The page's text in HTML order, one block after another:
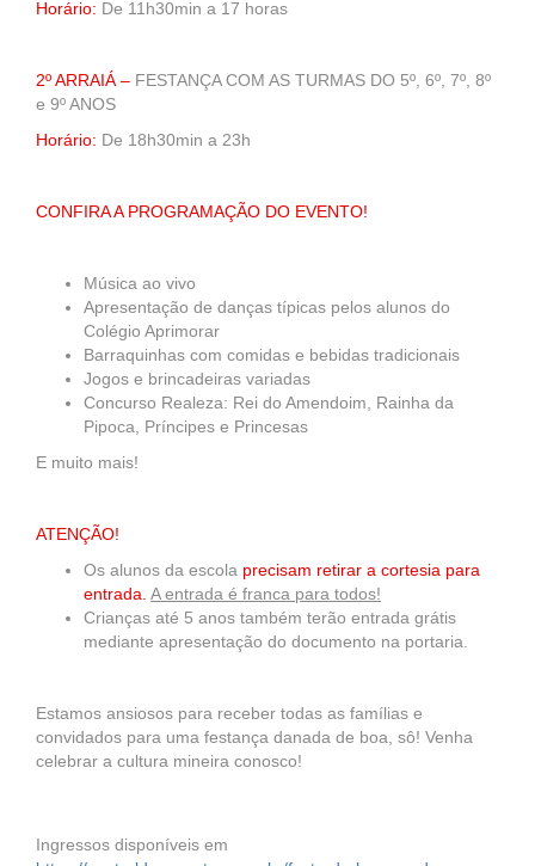
Horário: De 11h30min a 17 horas
2º ARRAIÁ – FESTANÇA COM AS TURMAS DO 5º, 6º, 7º, 8º
e 9º ANOS
Horário: De 18h30min a 23h
CONFIRA A PROGRAMAÇÃO DO EVENTO!
Música ao vivo
Apresentação de danças típicas pelos alunos do
Colégio Aprimorar
Barraquinhas com comidas e bebidas tradicionais
Jogos e brincadeiras variadas
Concurso Realeza: Rei do Amendoim, Rainha da
Pipoca, Príncipes e Princesas
E muito mais!
ATENÇÃO!
Os alunos da escola precisam retirar a cortesia para
entrada. A entrada é franca para todos!
Crianças até 5 anos também terão entrada grátis
mediante apresentação do documento na portaria.
Estamos ansiosos para receber todas as famílias e
convidados para uma festança danada de boa, sô! Venha
celebrar a cultura mineira conosco!
Ingressos disponíveis em